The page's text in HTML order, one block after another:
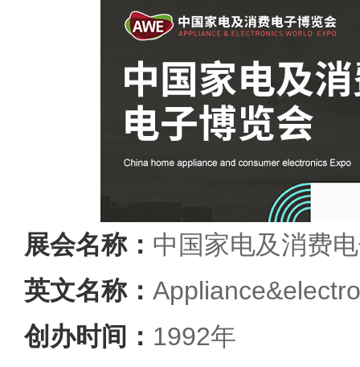
展会名称： 中国家电及消费
英文名称：
创办时间： 1992年